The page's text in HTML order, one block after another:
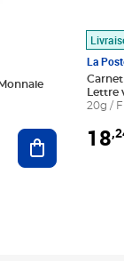
Ajouter au
La
Lettre
20g /
18